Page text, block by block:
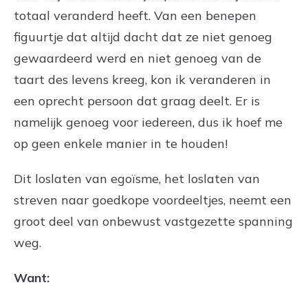
totaal veranderd heeft. Van een benepen
figuurtje dat altijd dacht dat ze niet genoeg
gewaardeerd werd en niet genoeg van de
taart des levens kreeg, kon ik veranderen in
een oprecht persoon dat graag deelt. Er is
namelijk genoeg voor iedereen, dus ik hoef me
op geen enkele manier in te houden!
Dit loslaten van egoïsme, het loslaten van
streven naar goedkope voordeeltjes, neemt een
groot deel van onbewust vastgezette spanning
weg.
Want: